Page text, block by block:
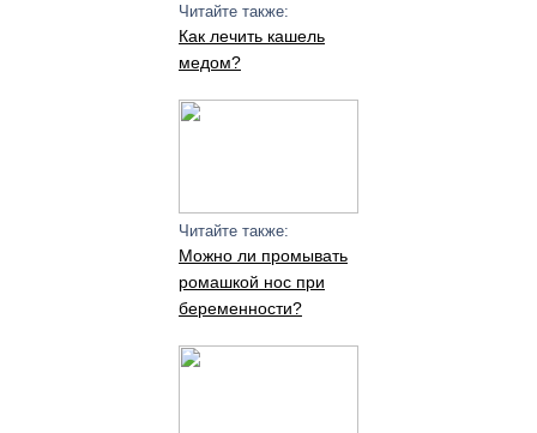
Читайте также:
Как лечить кашель
медом?
Читайте также:
Можно ли промывать
ромашкой нос при
беременности?